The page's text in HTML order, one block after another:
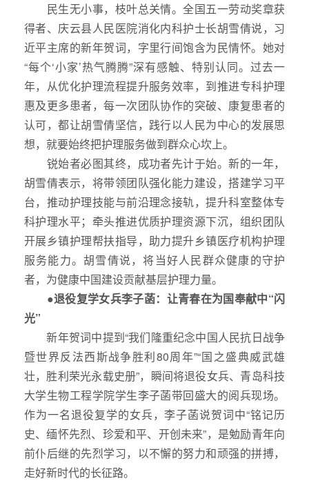
民生无小事，枝叶总关情。全国五一劳动奖章获
得者、庆云县人民医院消化内科护士长胡雪倩说，习
近平主席的新年贺词，字里行间饱含为民情怀。她对
“每个‘小家’热气腾腾”深有感触、特别认同。过去一
年，从优化护理流程提升服务效率，到推进专科护理
惠及更多患者，每一次团队协作的突破、康复患者的
认可，都让胡雪倩坚信，践行以人民为中心的发展思
想，就要始终把护理服务做到群众心坎上。
锐始者必图其终，成功者先计于始。新的一年，
胡雪倩表示，将带领团队强化能力建设，搭建学习平
台，推动护理技能与前沿理念接轨，提升科室整体专
科护理水平；牵头推进优质护理资源下沉，组织团队
开展乡镇护理帮扶指导，助力提升乡镇医疗机构护理
服务能力。胡雪倩说，将当好人民群众健康的守护
者，为健康中国建设贡献基层护理力量。
●退役复学女兵李子菡：让青春在为国奉献中“闪
光”
新年贺词中提到“我们隆重纪念中国人民抗日战争
暨世界反法西斯战争胜利80周年”“国之盛典威武雄
壮，胜利荣光永载史册”，瞬间将退役女兵、青岛科技
大学生物工程学院学生李子菡带回盛大的阅兵现场。
作为一名退役复学的女兵，李子菡说贺词中“铭记历
史、缅怀先烈、珍爱和平、开创未来”，是勉励青年向
前仆后继的先烈学习，以不懈的努力和顽强的拼搏，
走好新时代的长征路。